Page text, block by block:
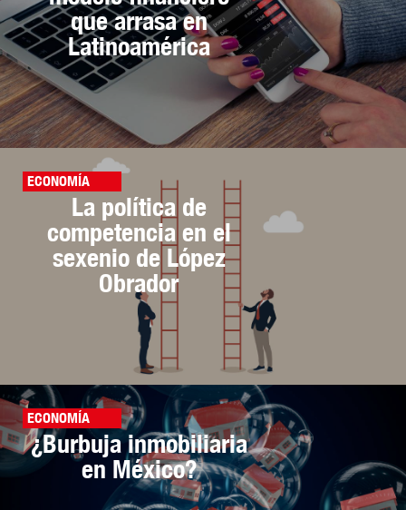
que arrasa en
Latinoamérica
ECONOMÍA
La política de
competencia en el
sexenio de López
Obrador
ECONOMÍA
¿Burbuja inmobiliaria
en México?